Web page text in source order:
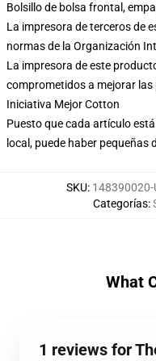
Bolsillo de bolsa frontal,
La impresora de terceros de
normas de la Organización
La impresora de este
comprometidos a mejorar
Iniciativa Mejor Cotton
Puesto que cada artículo
local, puede haber
SKU: 148390020-
Categorías:
What
1 reviews for